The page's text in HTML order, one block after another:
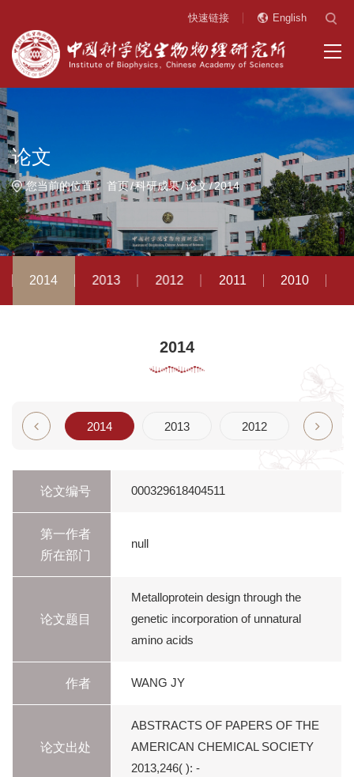
快速链接 English
论文
您当前的位置：首页 科研成果 论文 2014
2014 2013 2012 2011 2010
2014
2015 2014 2013 2012 2011
论文编号 000329618404511
第一作者
所在部门
null
论文题目
Metalloprotein design through the
genetic incorporation of unnatural
amino acids
作者 WANG JY
论文出处
ABSTRACTS OF PAPERS OF THE
AMERICAN CHEMICAL SOCIETY
2013,246( ): -